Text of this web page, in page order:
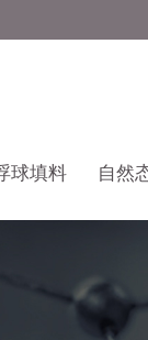
球填料 自然